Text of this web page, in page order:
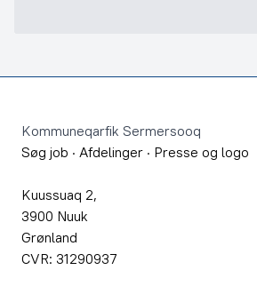
Kommuneqarfik Sermersooq
Søg job · Afdelinger · Presse og logo
Kuussuaq 2,
3900 Nuuk
Grønland
CVR: 31290937